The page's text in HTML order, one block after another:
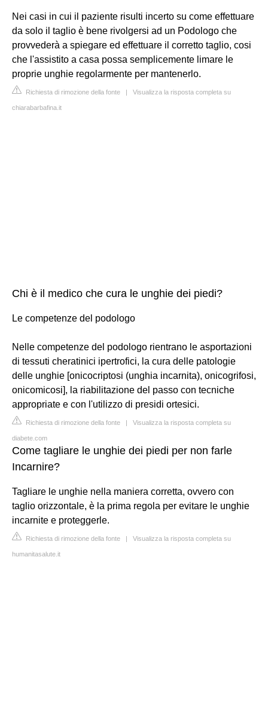
Nei casi in cui il paziente risulti incerto su come effettuare
da solo il taglio è bene rivolgersi ad un Podologo che
provvederà a spiegare ed effettuare il corretto taglio, cosi
che l'assistito a casa possa semplicemente limare le
proprie unghie regolarmente per mantenerlo.
Richiesta di rimozione della fonte | Visualizza la risposta completa su
chiarabarbafina.it
Chi è il medico che cura le unghie dei piedi?
Le competenze del podologo
Nelle competenze del podologo rientrano le asportazioni
di tessuti cheratinici ipertrofici, la cura delle patologie
delle unghie [onicocriptosi (unghia incarnita), onicogrifosi,
onicomicosi], la riabilitazione del passo con tecniche
appropriate e con l'utilizzo di presidi ortesici.
Richiesta di rimozione della fonte | Visualizza la risposta completa su
diabete.com
Come tagliare le unghie dei piedi per non farle
Incarnire?
Tagliare le unghie nella maniera corretta, ovvero con
taglio orizzontale, è la prima regola per evitare le unghie
incarnite e proteggerle.
Richiesta di rimozione della fonte | Visualizza la risposta completa su
humanitasalute.it